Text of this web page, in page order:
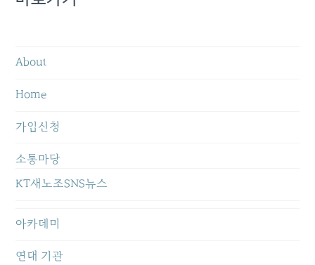
About
Home
가입신청
소통마당
KT새노조SNS뉴스
아카데미
연대 기관